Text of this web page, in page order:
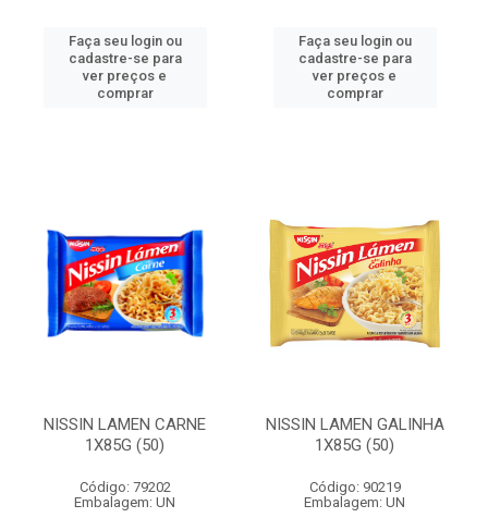
Faça seu login ou
cadastre-se para
ver preços e
comprar
Faça seu login ou
cadastre-se para
ver preços e
comprar
NISSIN LAMEN CARNE
1X85G (50)
Código: 79202
Embalagem: UN
NISSIN LAMEN GALINHA
1X85G (50)
Código: 90219
Embalagem: UN